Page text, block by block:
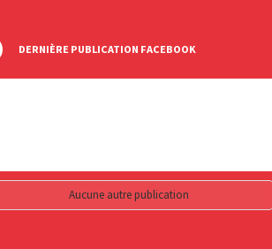
DERNIÈRE PUBLICATION FACEBOOK
Aucune autre publication